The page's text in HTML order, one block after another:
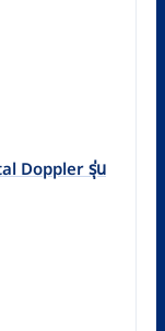
Doppler รุ่น